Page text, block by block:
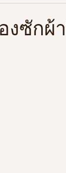
งซักผ้